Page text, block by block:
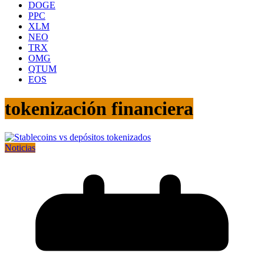
DOGE
PPC
XLM
NEO
TRX
OMG
QTUM
EOS
tokenización financiera
Noticias